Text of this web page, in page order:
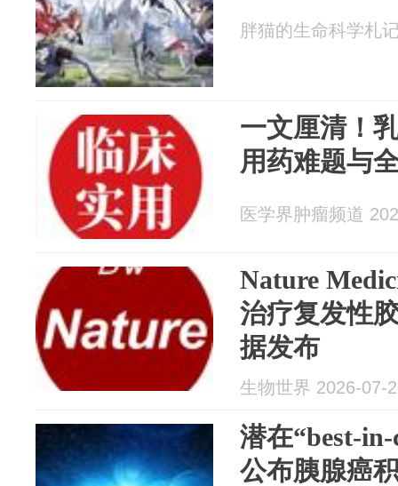
胖猫的生命科学札
一文厘清！
用药难题与
医学界肿瘤频道
Nature
治疗复发性
据发布
生物世界 2026-07-
潜在“best-
公布胰腺癌